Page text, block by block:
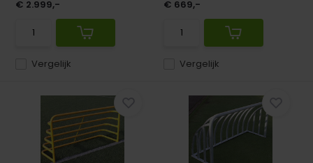
Vergelijk
€ 2.999,-
Vergelijk
€ 669,-